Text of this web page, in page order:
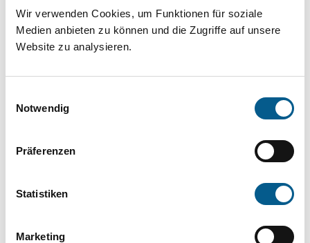
Wir verwenden Cookies, um Funktionen für soziale
Medien anbieten zu können und die Zugriffe auf unsere
Website zu analysieren.
Notwendig
Präferenzen
Statistiken
Marketing
Suche bitte die Groß- und Kleinschreibung
beachten.
Bitte Suchbegriff eingeben. Ergebnisse
können durch die Wahl von Bereichen oder
Suchen